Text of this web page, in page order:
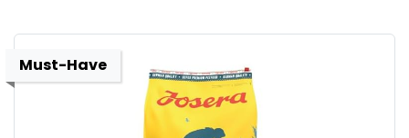
Must-Have